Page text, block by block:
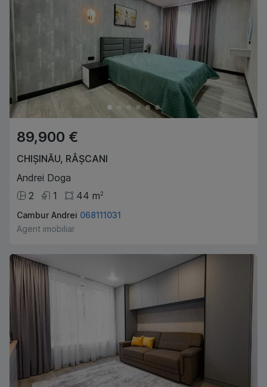
89,900 €
CHIȘINĂU, RÂȘCANI
Andrei Doga
2
1 44 m2
Cambur Andrei 068111031
Agent imobiliar